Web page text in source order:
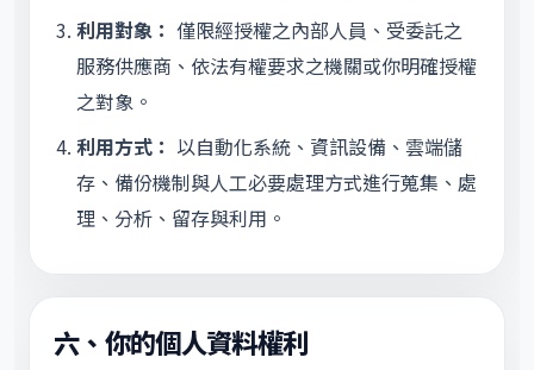
利用對象： 僅限經授權之內部人員、受委託之
服務供應商、依法有權要求之機關或你明確授權
之對象。
利用方式： 以自動化系統、資訊設備、雲端儲
存、備份機制與人工必要處理方式進行蒐集、處
理、分析、留存與利用。
六、你的個人資料權利